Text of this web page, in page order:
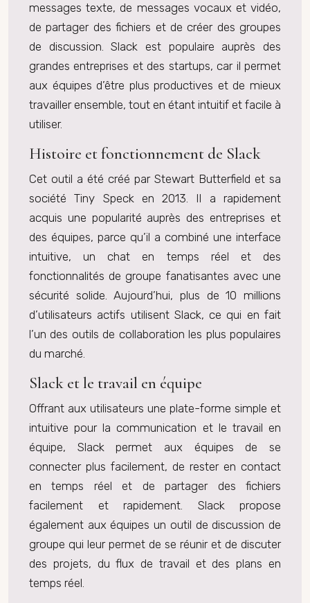
messages texte, de messages vocaux et vidéo,
de partager des fichiers et de créer des groupes
de discussion. Slack est populaire auprès des
grandes entreprises et des startups, car il permet
aux équipes d’être plus productives et de mieux
travailler ensemble, tout en étant intuitif et facile à
utiliser.
Histoire et fonctionnement de Slack
Cet outil a été créé par Stewart Butterfield et sa
société Tiny Speck en 2013. Il a rapidement
acquis une popularité auprès des entreprises et
des équipes, parce qu’il a combiné une interface
intuitive, un chat en temps réel et des
fonctionnalités de groupe fanatisantes avec une
sécurité solide. Aujourd’hui, plus de 10 millions
d’utilisateurs actifs utilisent Slack, ce qui en fait
l’un des outils de collaboration les plus populaires
du marché.
Slack et le travail en équipe
Offrant aux utilisateurs une plate-forme simple et
intuitive pour la communication et le travail en
équipe, Slack permet aux équipes de se
connecter plus facilement, de rester en contact
en temps réel et de partager des fichiers
facilement et rapidement. Slack propose
également aux équipes un outil de discussion de
groupe qui leur permet de se réunir et de discuter
des projets, du flux de travail et des plans en
temps réel.